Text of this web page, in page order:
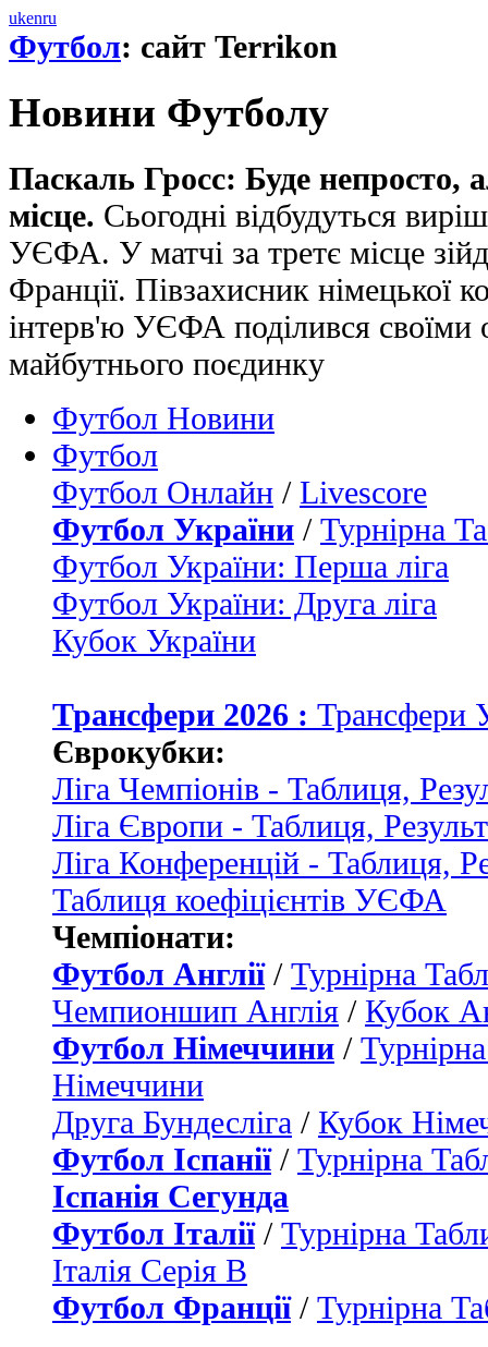
ukenru
Футбол: сайт Terrikon
Новини Футболу
Паскаль Гросс: Буде непросто,
місце. Сьогодні відбудуться
УЄФА. У матчі за третє місце
Франції. Півзахисник німецької
інтерв'ю УЄФА поділився своїми
майбутнього поєдинку
Футбол Новини
Футбол
Футбол Онлайн / Livescore
Футбол України / Турнірна
Футбол України: Перша ліга
Футбол України: Друга ліга
Кубок України
Трансфери 2026 : Трансфери
Єврокубки:
Ліга Чемпіонів - Таблиця,
Ліга Європи - Таблиця,
Ліга Конференцій - Таблиця,
Таблиця коефіцієнтів УЄФА
Чемпіонати:
Футбол Англії/ Турнірна
Чемпионшип Англія / Кубок
Футбол Німеччини /
Німеччини
Друга Бундесліга / Кубок
Футбол Іспанії/ Турнірна
Іспанія Сегунда
Футбол Італії/ Турнірна
Італія Серія B
Футбол Франції/ Турнірна